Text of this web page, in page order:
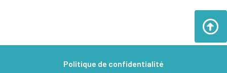
Politique de confidentialité